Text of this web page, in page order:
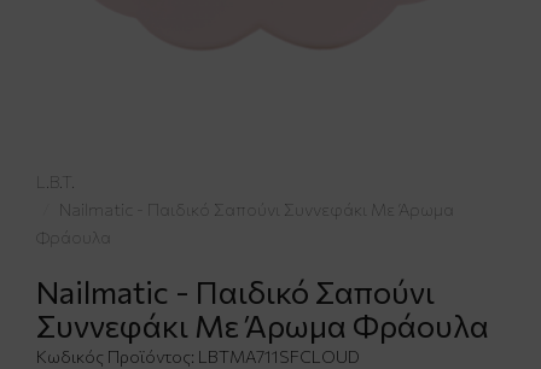
L.B.T.
Nailmatic - Παιδικό Σαπούνι Συννεφάκι Με Άρωμα
Φράουλα
Nailmatic - Παιδικό Σαπούνι
Συννεφάκι Με Άρωμα Φράουλα
Κωδικός Προϊόντος: LBTΜΑ711SFCLΟUD